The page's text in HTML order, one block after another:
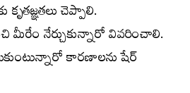
చెప్పాలి.
మీరేం నేర్చుకున్నారో వివరించాలి.
కారణాలను షేర్